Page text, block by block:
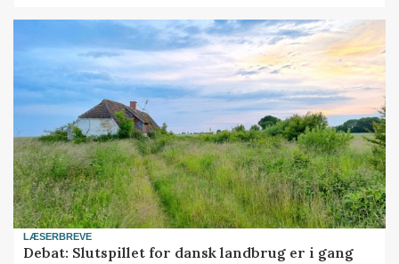
LÆSERBREVE
Debat: Slutspillet for dansk landbrug er i gang